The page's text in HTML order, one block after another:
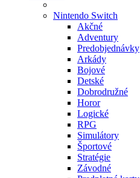
Nintendo Switch
Akčné
Adventury
Predobjednávky
Arkády
Bojové
Detské
Dobrodružné
Horor
Logické
RPG
Simulátory
Športové
Stratégie
Závodné